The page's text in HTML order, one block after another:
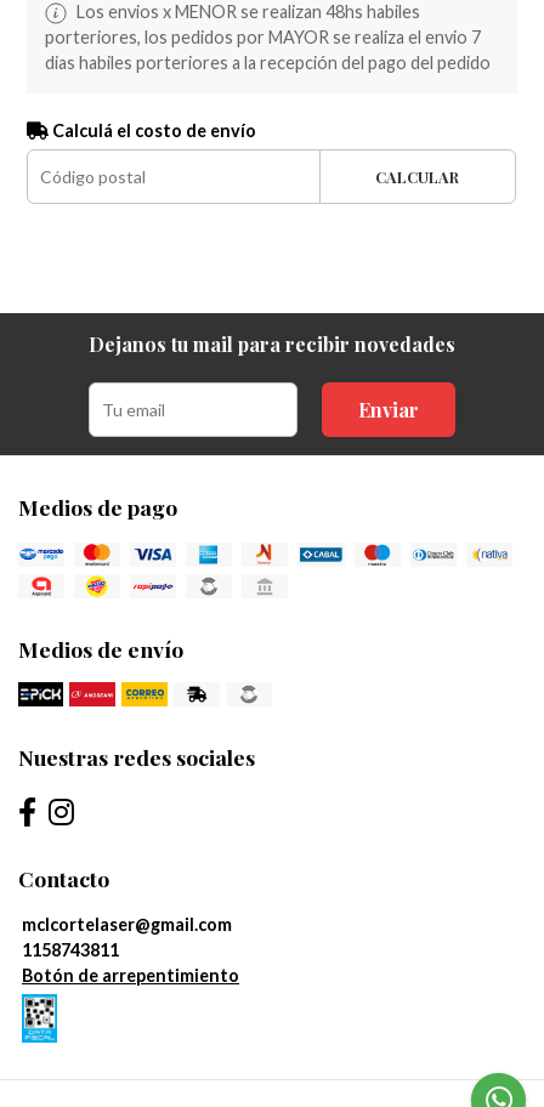
Los envios x MENOR se realizan 48hs habiles
porteriores, los pedidos por MAYOR se realiza el envio 7
dias habiles porteriores a la recepción del pago del pedido
Calculá el costo de envío
CALCULAR
Dejanos tu mail para recibir novedades
Enviar
Medios de pago
Medios de envío
Nuestras redes sociales
Contacto
mclcortelaser@gmail.com
1158743811
Botón de arrepentimiento